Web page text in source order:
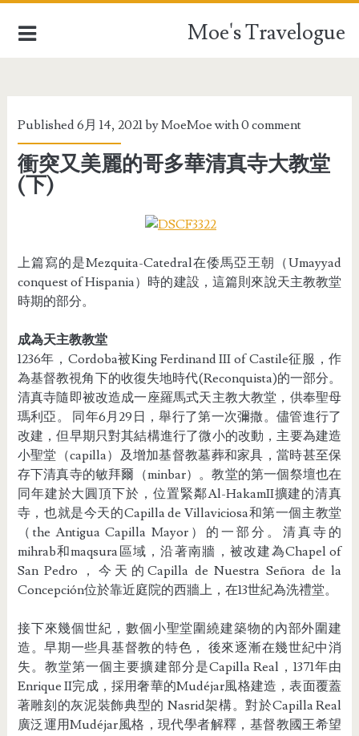
Moe's Travelogue
AFRICA
TAIWAN
Published 6月 14, 2021 byMoeMoewith0 comment
衝突又美麗的哥多華清真寺大教堂
(下)
上篇寫的是Mezquita-Catedral在倭馬亞王朝（Umayyad
conquest of Hispania）時的建設，這篇則來說天主教教堂
時期的部分。
成為天主教教堂
1236年，Cordoba被King Ferdinand III of Castile征服，作
為基督教視角下的收復失地時代(Reconquista)的一部分。
清真寺隨即被改造成一座羅馬式天主教大教堂，供奉聖母
瑪利亞。 同年6月29日，舉行了第一次彌撒。儘管進行了
改建，但早期只對其結構進行了微小的改動，主要為建造
小聖堂 （capilla）及增加基督教墓葬和家具，當時甚至保
存下清真寺的敏拜爾（minbar）。教堂的第一個祭壇也在
同年建於大圓頂下於，位置緊鄰Al-HakamII擴建的清真
寺，也就是今天的Capilla de Villaviciosa和第一個主教堂
（the Antigua Capilla Mayor）的一部分。清真寺的
mihrab和maqsura區域，沿著南牆，被改建為Chapel of
San Pedro，今天的Capilla de Nuestra Señora de la
Concepción位於靠近庭院的西牆上，在13世紀為洗禮堂。
接下來幾個世紀，數個小聖堂圍繞建築物的內部外圍建
造。早期一些具基督教的特色， 後來逐漸在幾世紀中消
失。教堂第一個主要擴建部分是Capilla Real，1371年由
Enrique II完成，採用奢華的Mudéjar風格建造，表面覆蓋
著雕刻的灰泥裝飾典型的 Nasrid架構。對於Capilla Real
廣泛運用Mudéjar風格，現代學者解釋，基督教國王希望